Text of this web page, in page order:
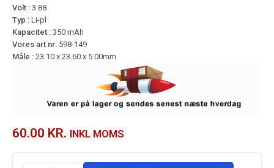
Volt : 3.88
Typ : Li-pl
Kapacitet : 350 mAh
Vores art nr: 598-149
Måle : 23.10 x 23.60 x 5.00mm
60.00 KR. INKL MOMS